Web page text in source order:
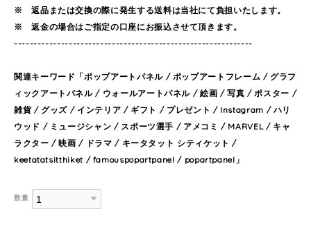
※ 返品または交換の際に発生する送料は当社にて負担いたします。
※ 返金の場合はご指定の口座にお振込させて頂きます。
-------------------------------------------------------------
関連キーワード「ポップアートパネル / ポップアートフレーム / グラフ
ィックアートパネル / ウォールアートパネル / 絵画 / 写真 / ポスター /
雑貨 / グッズ / インテリア / ギフト / プレゼント / Instagram / ハリ
ウッド / ミュージシャン / スポーツ選手 / アメコミ / MARVEL / キャ
ラクター / 映画 / ドラマ / キータタット シティケット /
keetatatsitthiket / famouspopartpanel / popartpanel」
数量